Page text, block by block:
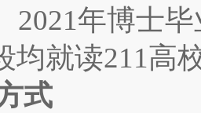
2021年博士
均就读211高
式